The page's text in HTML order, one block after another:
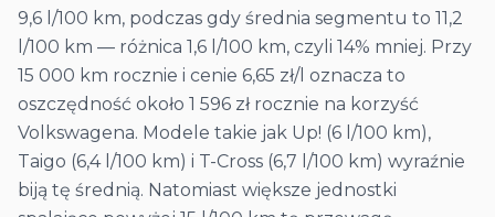
9,6 l/100 km, podczas gdy średnia segmentu to 11,2
l/100 km — różnica 1,6 l/100 km, czyli 14% mniej. Przy
15 000 km rocznie i cenie 6,65 zł/l oznacza to
oszczędność około 1 596 zł rocznie na korzyść
Volkswagena. Modele takie jak Up! (6 l/100 km),
Taigo (6,4 l/100 km) i T-Cross (6,7 l/100 km) wyraźnie
biją tę średnią. Natomiast większe jednostki